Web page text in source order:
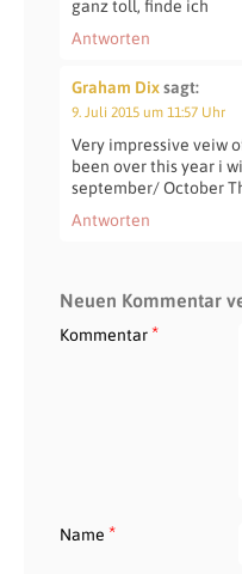
ganz toll, finde ich
Antworten
Graham Dixsagt:
9. Juli 2015 um 11:57 Uhr
Very impressive veiw
been over this year i
september/ October
Antworten
Neuen Kommentar
Kommentar*
Name *